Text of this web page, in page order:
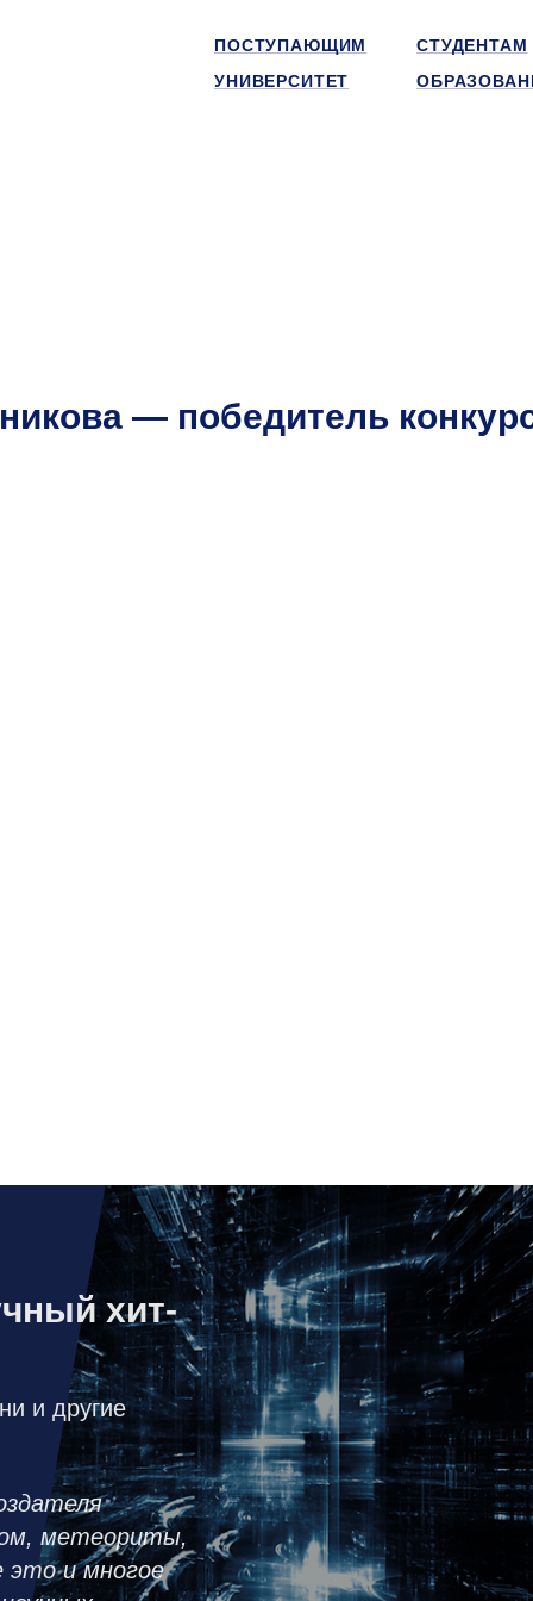
ПОСТУПАЮЩИМ
СТУДЕНТАМ
УНИВЕРСИТЕТ
— победитель
хит-
и другие
метеориты,
это и многое